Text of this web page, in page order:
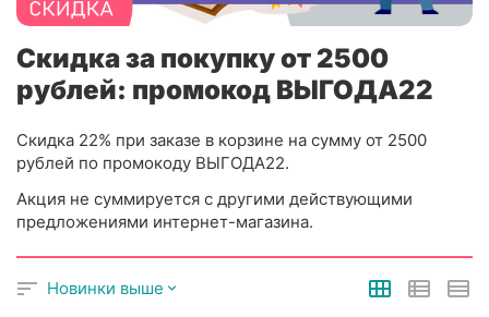
Скидка за покупку от 2500
рублей: промокод ВЫГОДА22
Скидка 22% при заказе в корзине на сумму от 2500
рублей по промокоду ВЫГОДА22.
Акция не суммируется с другими действующими
предложениями интернет-магазина.
Новинки выше